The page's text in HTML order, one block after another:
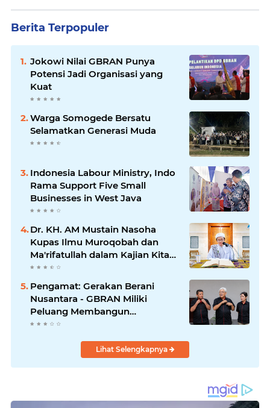
Berita Terpopuler
Jokowi Nilai GBRAN Punya
Potensi Jadi Organisasi yang
Kuat
Warga Somogede Bersatu
Selamatkan Generasi Muda
Indonesia Labour Ministry, Indo
Rama Support Five Small
Businesses in West Java
Dr. KH. AM Mustain Nasoha
Kupas Ilmu Muroqobah dan
Ma'rifatullah dalam Kajian Kitab
Ihya' Ulumuddin
Pengamat: Gerakan Berani
Nusantara - GBRAN Miliki
Peluang Membangun
Identitasnya Sendiri
Lihat Selengkapnya